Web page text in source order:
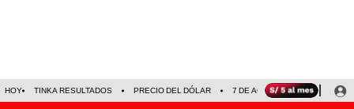
HOY TINKA RESULTADOS PRECIO DEL DÓLAR 7 DE AGOSTO OLLANTA